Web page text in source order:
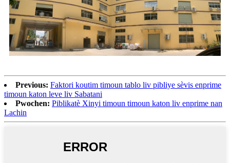
Previous: Faktori koutim timoun tablo liv pibliye sèvis enprime
timoun katon leve liv Sabatani
Pwochen: Piblikatè Xinyi timoun timoun katon liv enprime nan
Lachin